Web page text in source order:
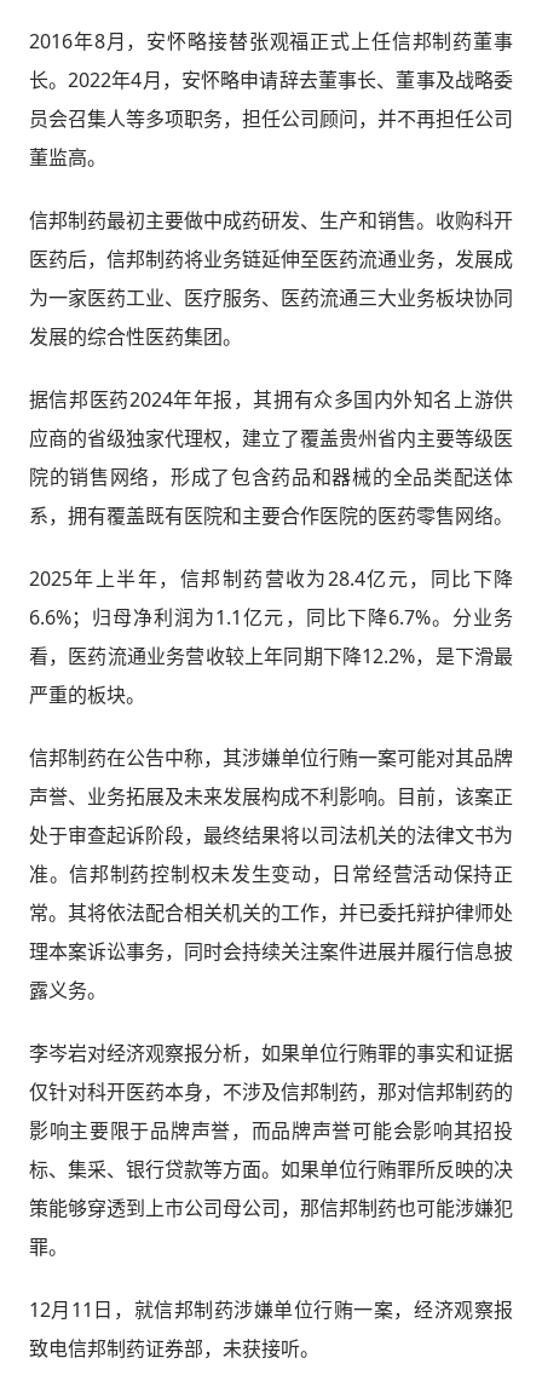
2016年8月，安怀略接替张观福正式上任信邦制药董事
长。2022年4月，安怀略申请辞去董事长、董事及战略委
员会召集人等多项职务，担任公司顾问，并不再担任公司
董监高。
信邦制药最初主要做中成药研发、生产和销售。收购科开
医药后，信邦制药将业务链延伸至医药流通业务，发展成
为一家医药工业、医疗服务、医药流通三大业务板块协同
发展的综合性医药集团。
据信邦医药2024年年报，其拥有众多国内外知名上游供
应商的省级独家代理权，建立了覆盖贵州省内主要等级医
院的销售网络，形成了包含药品和器械的全品类配送体
系，拥有覆盖既有医院和主要合作医院的医药零售网络。
2025年上半年，信邦制药营收为28.4亿元，同比下降
6.6%；归母净利润为1.1亿元，同比下降6.7%。分业务
看，医药流通业务营收较上年同期下降12.2%，是下滑最
严重的板块。
信邦制药在公告中称，其涉嫌单位行贿一案可能对其品牌
声誉、业务拓展及未来发展构成不利影响。目前，该案正
处于审查起诉阶段，最终结果将以司法机关的法律文书为
准。信邦制药控制权未发生变动，日常经营活动保持正
常。其将依法配合相关机关的工作，并已委托辩护律师处
理本案诉讼事务，同时会持续关注案件进展并履行信息披
露义务。
李岑岩对经济观察报分析，如果单位行贿罪的事实和证据
仅针对科开医药本身，不涉及信邦制药，那对信邦制药的
影响主要限于品牌声誉，而品牌声誉可能会影响其招投
标、集采、银行贷款等方面。如果单位行贿罪所反映的决
策能够穿透到上市公司母公司，那信邦制药也可能涉嫌犯
罪。
12月11日，就信邦制药涉嫌单位行贿一案，经济观察报
致电信邦制药证券部，未获接听。